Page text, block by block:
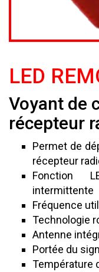
LED
Voyant de
récepteur
Permet de
récepteur
Fonction
intermittente
Fréquence
Technologie
Antenne
Portée du
Température